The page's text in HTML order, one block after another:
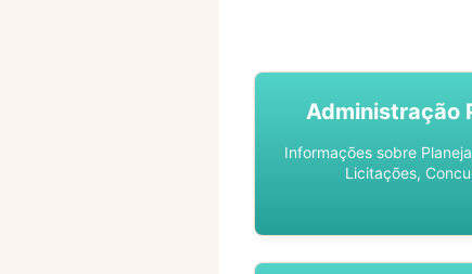
Administração
Informações sobre
Licitações,